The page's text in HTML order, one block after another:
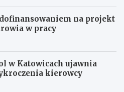
na projekt
w pracy
w Katowicach ujawnia
kierowcy